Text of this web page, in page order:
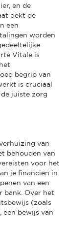
en de
dekt de
een
worden
Vitale is
begrip van
is cruciaal
juiste zorg
van
behouden van
voor het
je financiën in
van een
bank. Over het
(zoals
bewijs van